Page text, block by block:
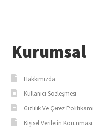
Kurumsal
Hakkımızda
Kullanıcı Sözleşmesi
Gizlilik Ve Çerez
Kişisel Verilerin Korunması